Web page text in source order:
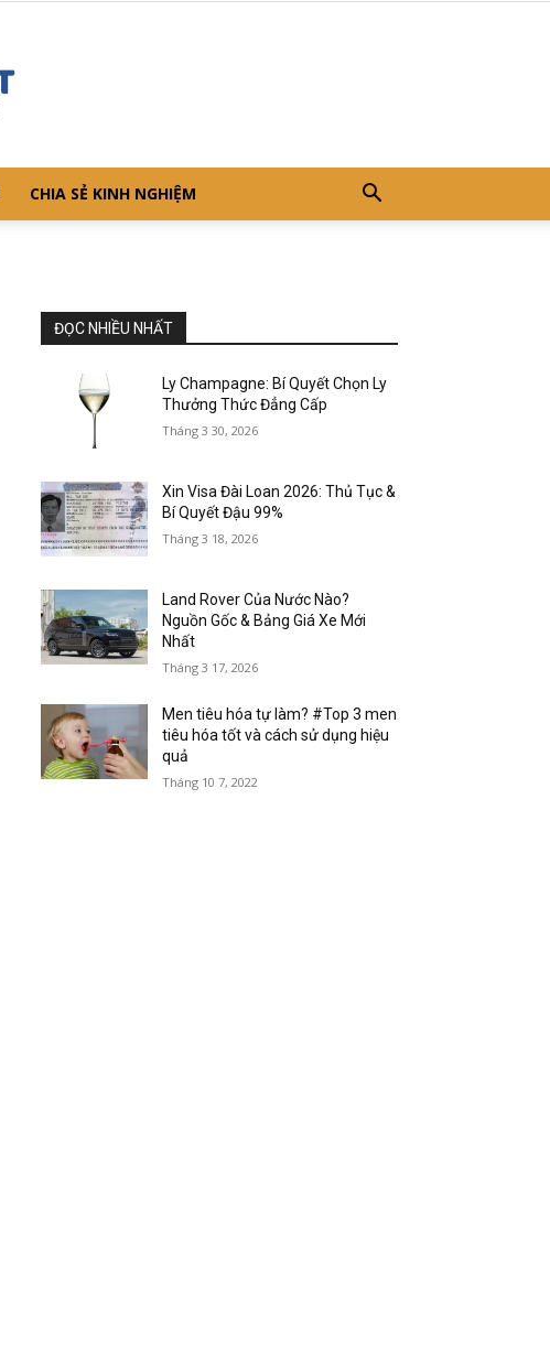
CHIA SẺ KINH NGHIỆM
ĐỌC NHIỀU NHẤT
Ly Champagne: Bí Quyết Chọn Ly
Thưởng Thức Đẳng Cấp
Tháng 3 30, 2026
Xin Visa Đài Loan 2026: Thủ Tục &
Bí Quyết Đậu 99%
Tháng 3 18, 2026
Land Rover Của Nước Nào?
Nguồn Gốc & Bảng Giá Xe Mới
Nhất
Tháng 3 17, 2026
Men tiêu hóa tự làm? #Top 3 men
tiêu hóa tốt và cách sử dụng hiệu
quả
Tháng 10 7, 2022